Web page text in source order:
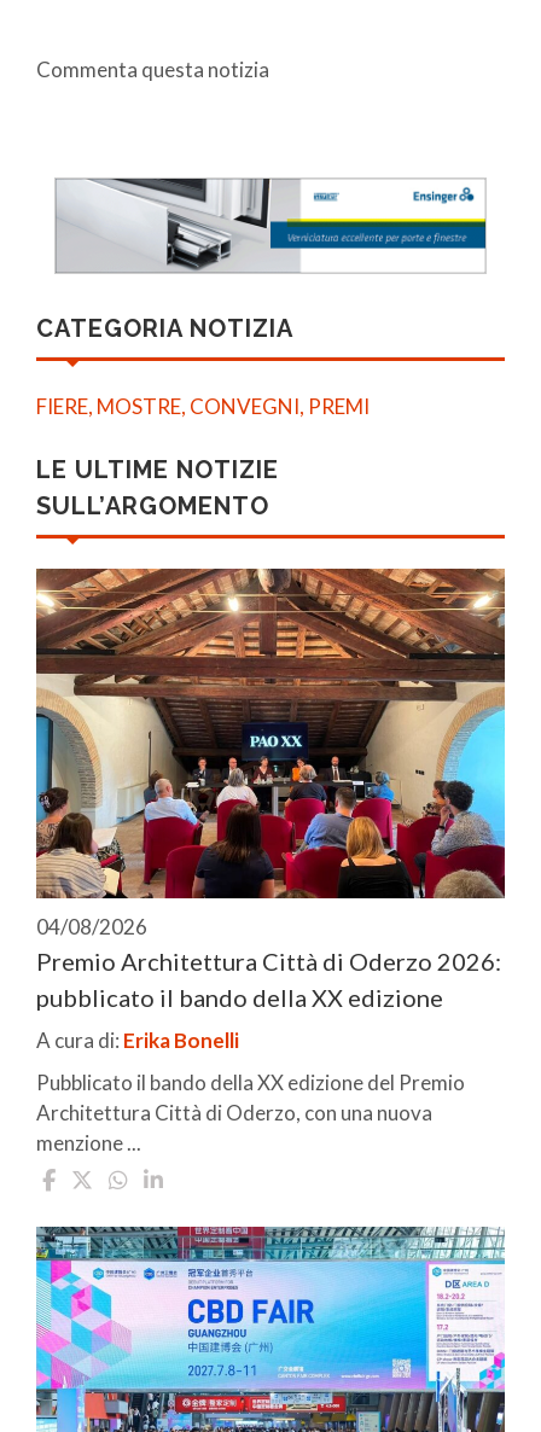
Commenta questa notizia
CATEGORIA NOTIZIA
FIERE, MOSTRE, CONVEGNI, PREMI
LE ULTIME NOTIZIE
SULL’ARGOMENTO
04/08/2026
Premio Architettura Città di Oderzo 2026:
pubblicato il bando della XX edizione
A cura di: Erika Bonelli
Pubblicato il bando della XX edizione del Premio
Architettura Città di Oderzo, con una nuova
menzione ...